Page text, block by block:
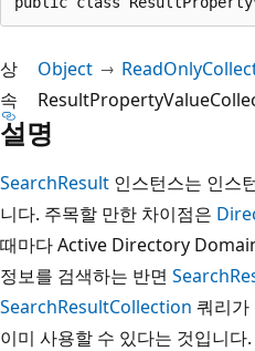
상
속
Object
설명
SearchResult 인스턴스는 인스
니다. 주목할 만한 차이점은
때마다 Active Directory
정보를 검색하는 반면
SearchResultCollection 쿼리가
이미 사용할 수 있다는 것입니다